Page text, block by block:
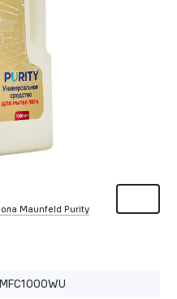
Maunfeld Purity
MFC1000WU